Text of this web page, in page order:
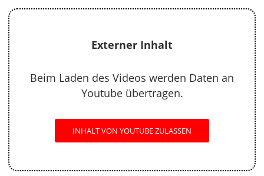
Externer Inhalt
Beim Laden des Videos werden Daten an
Youtube übertragen.
INHALT VON YOUTUBE ZULASSEN